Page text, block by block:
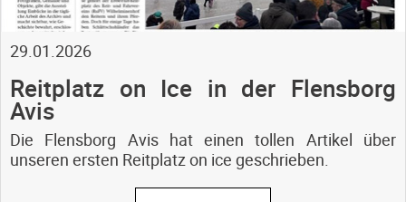
29.01.2026
Reitplatz on Ice in der Flensborg
Avis
Die Flensborg Avis hat einen tollen Artikel über
unseren ersten Reitplatz on ice geschrieben.